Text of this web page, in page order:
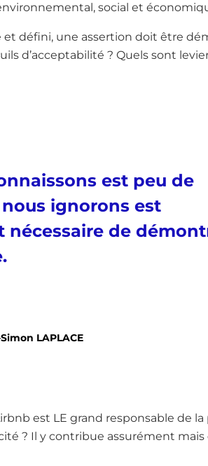
social et
défini, une assertion doit être
d’acceptabilité ? Quels sont
est peu de
ignorons est
nécessaire de
LAPLACE
est LE grand responsable de
? Il y contribue assurément mais